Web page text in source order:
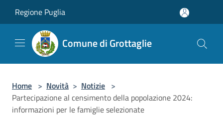
Regione Puglia
Comune di Grottaglie
Home > Novità > Notizie >
Partecipazione al censimento della popolazione 2024:
informazioni per le famiglie selezionate